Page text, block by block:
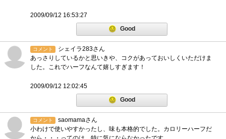
2009/09/12 16:53:27
Good
コメント
シェイラ283さん
あっさりしているかと思いきや、コクがあっておいしくいただけま
した。これでハーフなんて嬉しすぎます！
2009/09/12 12:02:45
Good
コメント
saomamaさん
小わけで使いやすかったし、味も本格的でした。カロリーハーフだ